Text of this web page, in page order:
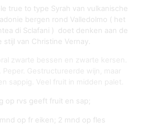
true to type Syrah van vulkanische
bergen rond Valledolmo ( het
di Sclafani ) doet denken aan de
stijl van Christine Vernay.
zwarte bessen en zwarte kersen.
Peper. Gestructureerde wijn, maar
sappig. Veel fruit in midden palet.
op rvs geeft fruit en sap;
op fr eiken; 2 mnd op fles